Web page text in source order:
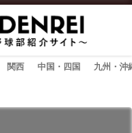
関西 中国・四国 九州・沖